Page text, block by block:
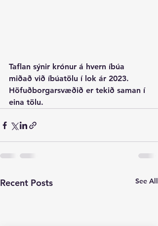
Taflan sýnir krónur á hvern íbúa
miðað við íbúatölu í lok ár 2023.
Höfuðborgarsvæðið er tekið saman í
eina tölu.
Recent Posts See All